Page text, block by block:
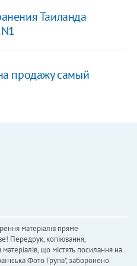
Таиланда
продажу самый
матеріалів пряме
Передрук, копіювання,
що містять посилання на
Фото Група", заборонено.